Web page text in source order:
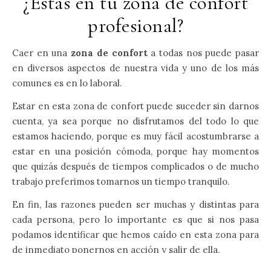
profesional?
Caer en una zona de conforta todas nos puede pasar
en diversos aspectos de nuestra vida y uno de los más
comunes es en lo laboral.
Estar en esta zona de confort puede suceder sin darnos
cuenta, ya sea porque no disfrutamos del todo lo que
estamos haciendo, porque es muy fácil acostumbrarse a
estar en una posición cómoda, porque hay momentos
que quizás después de tiempos complicados o de mucho
trabajo preferimos tomarnos un tiempo tranquilo.
En fin, las razones pueden ser muchas y distintas para
cada persona, pero lo importante es que si nos pasa
podamos identificar que hemos caído en esta zona para
de inmediato ponernos en acción y salir de ella.